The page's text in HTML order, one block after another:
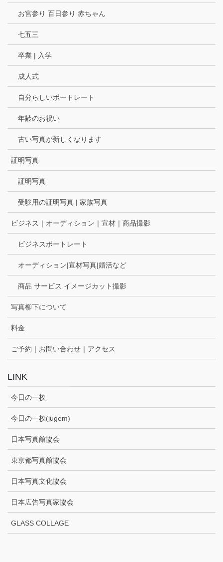
お宮参り 百日参り 赤ちゃん
七五三
卒業 | 入学
成人式
自分らしいポートレート
年齢のお祝い
古い写真が新しくなります
証明写真
証明写真
受験用の証明写真 | 家族写真
ビジネス｜オーディション｜宣材｜商品撮影
ビジネスポートレート
オーディション|宣材写真|婚活など
商品 サービス イメージカット撮影
写真柳下について
料金
ご予約｜お問い合わせ｜アクセス
LINK
今日の一枚
今日の一枚(jugem)
日本写真館協会
東京都写真館協会
日本写真文化協会
日本広告写真家協会
GLASS COLLAGE